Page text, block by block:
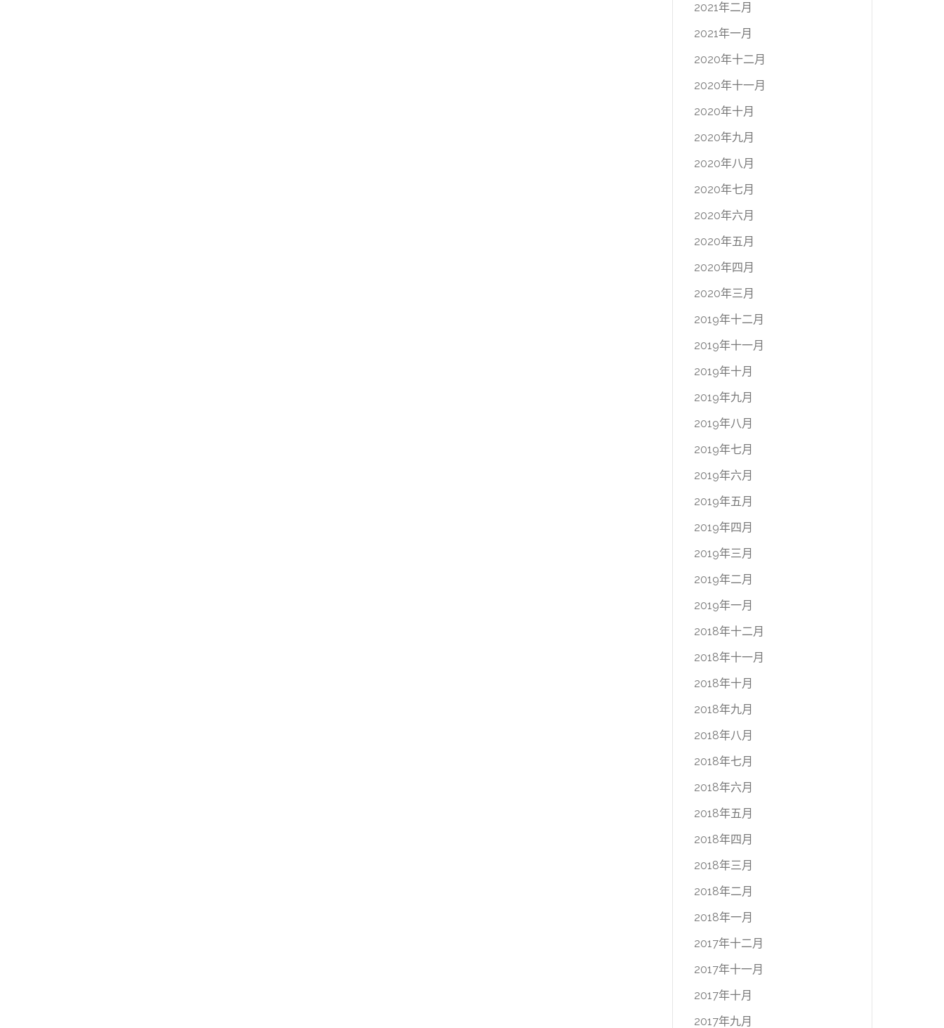
2021年二月
2021年一月
2020年十二月
2020年十一月
2020年十月
2020年九月
2020年八月
2020年七月
2020年六月
2020年五月
2020年四月
2020年三月
2019年十二月
2019年十一月
2019年十月
2019年九月
2019年八月
2019年七月
2019年六月
2019年五月
2019年四月
2019年三月
2019年二月
2019年一月
2018年十二月
2018年十一月
2018年十月
2018年九月
2018年八月
2018年七月
2018年六月
2018年五月
2018年四月
2018年三月
2018年二月
2018年一月
2017年十二月
2017年十一月
2017年十月
2017年九月